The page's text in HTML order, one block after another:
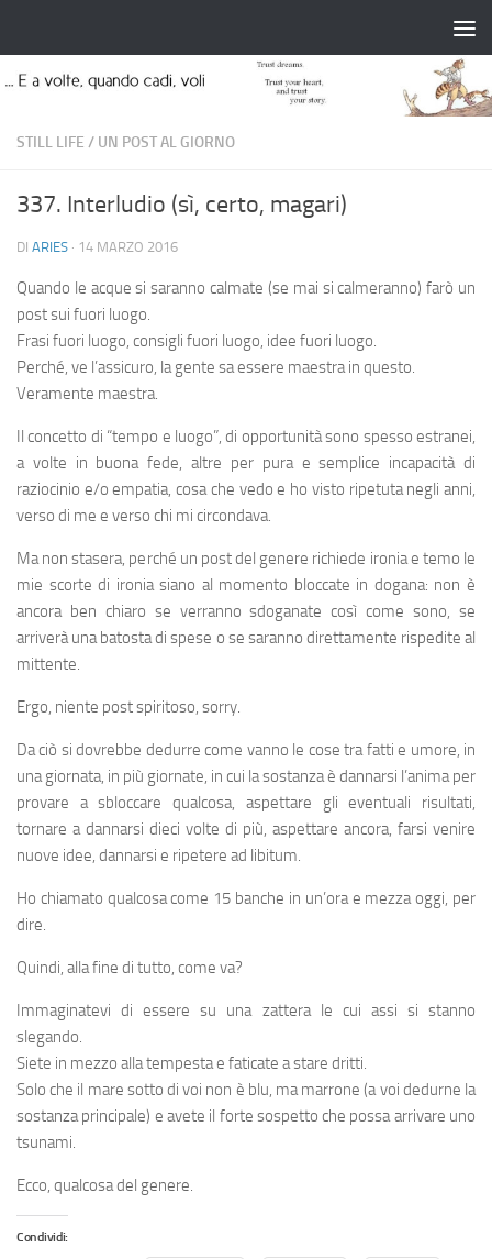
STILL LIFE / UN POST AL GIORNO
337. Interludio (sì, certo, magari)
DI ARIES · 14 MARZO 2016
Quando le acque si saranno calmate (se mai si calmeranno) farò un
post sui fuori luogo.
Frasi fuori luogo, consigli fuori luogo, idee fuori luogo.
Perché, ve l’assicuro, la gente sa essere maestra in questo.
Veramente maestra.
Il concetto di “tempo e luogo”, di opportunità sono spesso estranei,
a volte in buona fede, altre per pura e semplice incapacità di
raziocinio e/o empatia, cosa che vedo e ho visto ripetuta negli anni,
verso di me e verso chi mi circondava.
Ma non stasera, perché un post del genere richiede ironia e temo le
mie scorte di ironia siano al momento bloccate in dogana: non è
ancora ben chiaro se verranno sdoganate così come sono, se
arriverà una batosta di spese o se saranno direttamente rispedite al
mittente.
Ergo, niente post spiritoso, sorry.
Da ciò si dovrebbe dedurre come vanno le cose tra fatti e umore, in
una giornata, in più giornate, in cui la sostanza è dannarsi l’anima per
provare a sbloccare qualcosa, aspettare gli eventuali risultati,
tornare a dannarsi dieci volte di più, aspettare ancora, farsi venire
nuove idee, dannarsi e ripetere ad libitum.
Ho chiamato qualcosa come 15 banche in un’ora e mezza oggi, per
dire.
Quindi, alla fine di tutto, come va?
Immaginatevi di essere su una zattera le cui assi si stanno
slegando.
Siete in mezzo alla tempesta e faticate a stare dritti.
Solo che il mare sotto di voi non è blu, ma marrone (a voi dedurne la
sostanza principale) e avete il forte sospetto che possa arrivare uno
tsunami.
Ecco, qualcosa del genere.
Condividi: